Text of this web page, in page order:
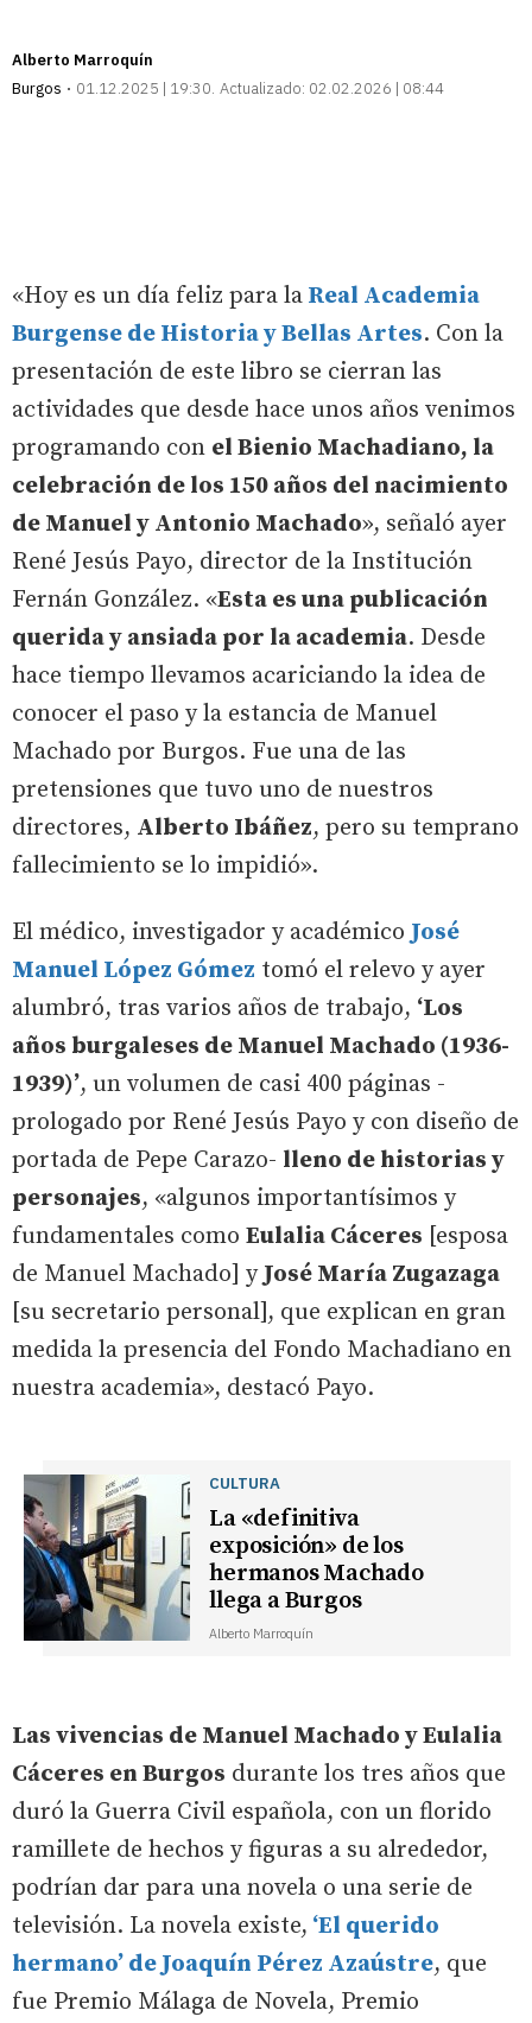
Alberto Marroquín
Burgos
01.12.2025 | 19:30 Actualizado: 02.02.2026 | 08:44
«Hoy es un día feliz para la Real Academia
Burgense de Historia y Bellas Artes. Con la
presentación de este libro se cierran las
actividades que desde hace unos años venimos
programando con el Bienio Machadiano, la
celebración de los 150 años del nacimiento
de Manuel y Antonio Machado», señaló ayer
René Jesús Payo, director de la Institución
Fernán González. «Esta es una publicación
querida y ansiada por la academia. Desde
hace tiempo llevamos acariciando la idea de
conocer el paso y la estancia de Manuel
Machado por Burgos. Fue una de las
pretensiones que tuvo uno de nuestros
directores, Alberto Ibáñez, pero su temprano
fallecimiento se lo impidió».
El médico, investigador y académico José
Manuel López Gómez tomó el relevo y ayer
alumbró, tras varios años de trabajo, ‘Los
años burgaleses de Manuel Machado (1936-
1939)’, un volumen de casi 400 páginas -
prologado por René Jesús Payo y con diseño de
portada de Pepe Carazo- lleno de historias y
personajes, «algunos importantísimos y
fundamentales como Eulalia Cáceres [esposa
de Manuel Machado] y José María Zugazaga
[su secretario personal], que explican en gran
medida la presencia del Fondo Machadiano en
nuestra academia», destacó Payo.
CULTURA
La «definitiva
exposición» de los
hermanos Machado
llega a Burgos
Alberto Marroquín
Las vivencias de Manuel Machado y Eulalia
Cáceres en Burgos durante los tres años que
duró la Guerra Civil española, con un florido
ramillete de hechos y figuras a su alrededor,
podrían dar para una novela o una serie de
televisión. La novela existe, ‘El querido
hermano’ de Joaquín Pérez Azaústre, que
fue Premio Málaga de Novela, Premio